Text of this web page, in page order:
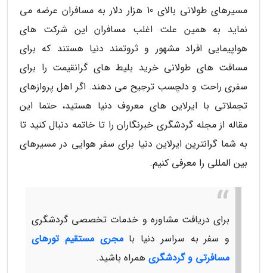
مسیرهای طولانی بالای 10 هزار دلار به مسافران عرضه می
نماید به همین علت اغلب مسافران این شرکت های
هواپیمایی افراد مشهور و ثروتمند دنیا هستند که برای
مسافت های طولانی خرید بلیط های گرانقیمت را برای
سفری راحت و دلچسب ترجیح می دهند. اگر اهل پروازهای
تجملاتی با ایرلاین های معروف دنیا هستید، حتما این
مقاله از مجله گردشگری خبرنگاران را تا خاتمه دنبال کنید تا
به شما گرانترین ایرلاین دنیا برای سفر هوایی در مسیرهای
بین المللی را معرفی کنیم.
برای دریافت مشاوره و خدمات تخصصی گردشگری
و سفر به سراسر دنیا بامجری مستقیم تورهای
مسافرتی و گردشگری همراه باشید.